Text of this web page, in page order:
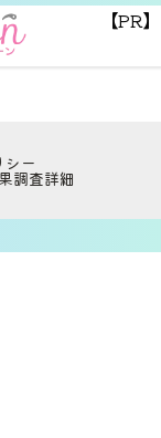
【PR】
シー
調査詳細